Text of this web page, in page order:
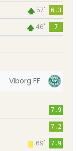
57' 6.3
46' 7
Viborg FF
7.9
7.2
69' 7.9